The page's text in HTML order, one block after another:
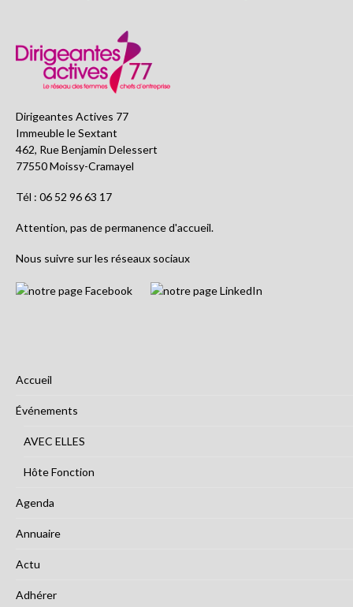
Dirigeantes Actives 77
Immeuble le Sextant
462, Rue Benjamin Delessert
77550 Moissy-Cramayel
Tél : 06 52 96 63 17
Attention, pas de permanence d'accueil.
Nous suivre sur les réseaux sociaux
Accueil
Événements
AVEC ELLES
Hôte Fonction
Agenda
Annuaire
Actu
Adhérer